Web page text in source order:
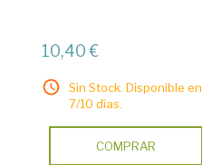
10,40 €
Sin Stock. Disponible en
7/10 días.
COMPRAR